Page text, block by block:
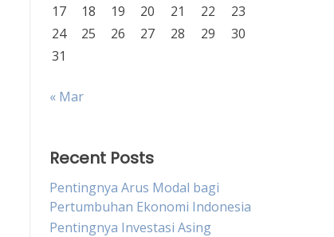
17
18 19 20 21 22
23
24
25 26 27 28 29
30
31
« Mar
Recent Posts
Pentingnya Arus Modal bagi
Pertumbuhan Ekonomi Indonesia
Pentingnya Investasi Asing